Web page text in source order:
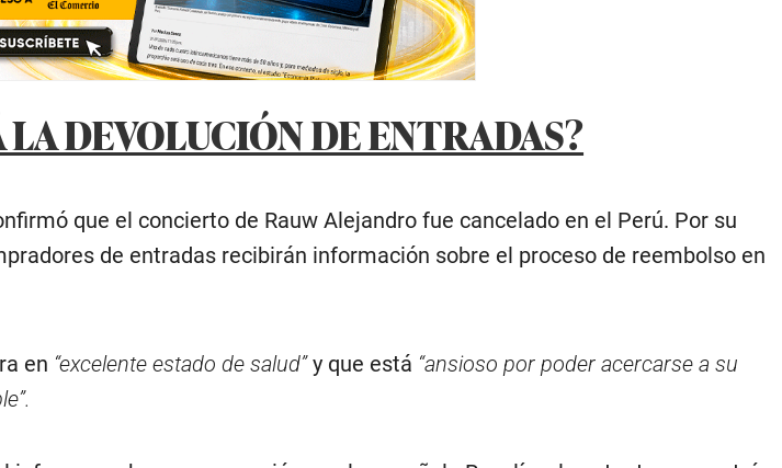
DEVOLUCIÓN DE ENTRADAS?
que el concierto de Rauw Alejandro fue cancelado en el Perú. Por su
de entradas recibirán información sobre el proceso de reembolso en
en “excelente estado de salud”y que está “ansioso por poder acercarse a su